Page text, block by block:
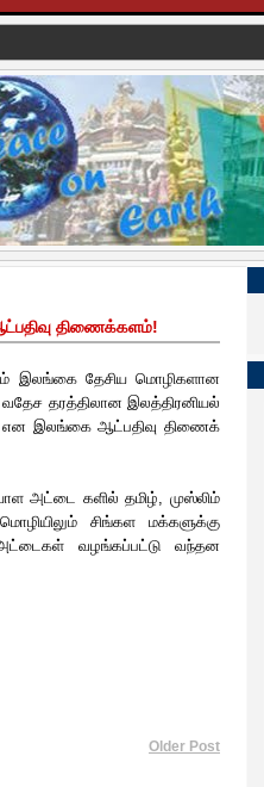
திணைக்களம்!
இலங்கை தேசிய மொழிகளான
வதேச தரத்திலான இலத்திரனியல்
இலங்கை ஆட்பதிவு திணைக்
அட்டை களில் தமிழ், முஸ்லிம்
சிங்கள மக்களுக்கு
வழங்கப்பட்டு வந்தன
Older Post